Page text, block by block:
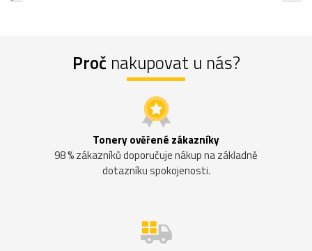
Proč nakupovat u nás?
Tonery ověřené zákazníky
98 % zákazníků doporučuje nákup na základně
dotazníku spokojenosti.